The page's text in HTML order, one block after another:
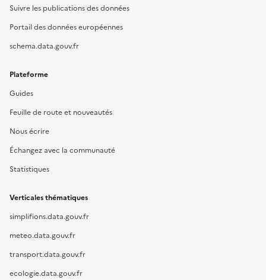
Suivre les publications des données
Portail des données européennes
schema.data.gouv.fr
Plateforme
Guides
Feuille de route et nouveautés
Nous écrire
Échangez avec la communauté
Statistiques
Verticales thématiques
simplifions.data.gouv.fr
meteo.data.gouv.fr
transport.data.gouv.fr
ecologie.data.gouv.fr